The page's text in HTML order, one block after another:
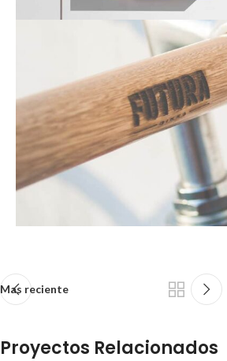
Mas reciente
Proyectos Relacionados